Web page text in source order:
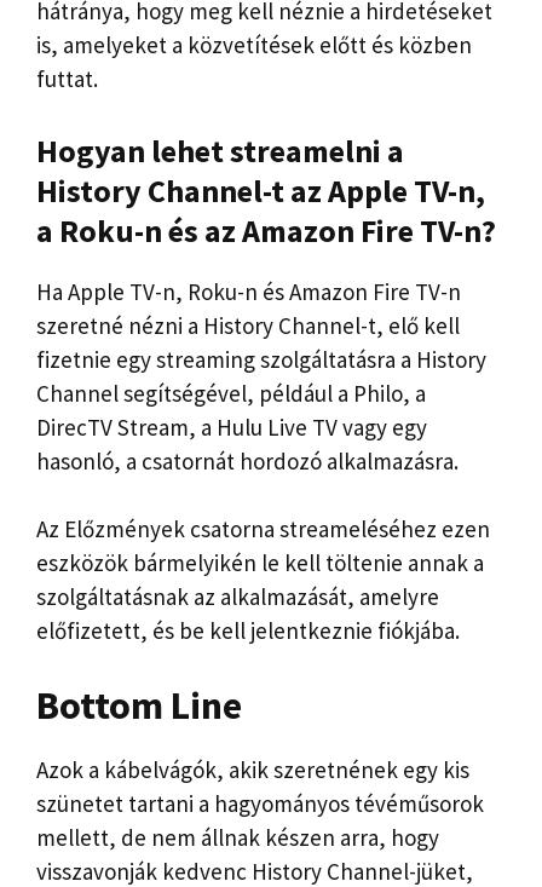
hátránya, hogy meg kell néznie a hirdetéseket
is, amelyeket a közvetítések előtt és közben
futtat.
Hogyan lehet streamelni a
History Channel-t az Apple TV-n,
a Roku-n és az Amazon Fire TV-n?
Ha Apple TV-n, Roku-n és Amazon Fire TV-n
szeretné nézni a History Channel-t, elő kell
fizetnie egy streaming szolgáltatásra a History
Channel segítségével, például a Philo, a
DirecTV Stream, a Hulu Live TV vagy egy
hasonló, a csatornát hordozó alkalmazásra.
Az Előzmények csatorna streameléséhez ezen
eszközök bármelyikén le kell töltenie annak a
szolgáltatásnak az alkalmazását, amelyre
előfizetett, és be kell jelentkeznie fiókjába.
Bottom Line
Azok a kábelvágók, akik szeretnének egy kis
szünetet tartani a hagyományos tévéműsorok
mellett, de nem állnak készen arra, hogy
visszavonják kedvenc History Channel-jüket,